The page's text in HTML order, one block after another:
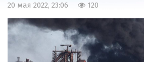
20 мая 2022, 23:06 120